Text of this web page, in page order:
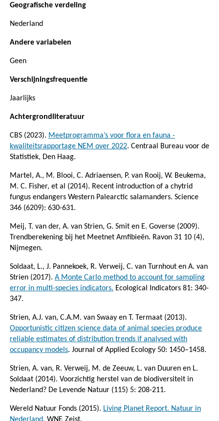
Geografische verdeling
Nederland
Andere variabelen
Geen
Verschijningsfrequentie
Jaarlijks
Achtergrondliteratuur
CBS (2023). Meetprogramma’s voor flora en fauna -
kwaliteitsrapportage NEM over 2022. Centraal Bureau voor de
Statistiek, Den Haag.
Martel, A., M. Blooi, C. Adriaensen, P. van Rooij, W. Beukema,
M. C. Fisher, et al (2014). Recent introduction of a chytrid
fungus endangers Western Palearctic salamanders. Science
346 (6209): 630-631.
Meij, T. van der, A. van Strien, G. Smit en E. Goverse (2009).
Trendberekening bij het Meetnet Amfibieën. Ravon 31 10 (4),
Nijmegen.
Soldaat, L., J. Pannekoek, R. Verweij, C. van Turnhout en A. van
Strien (2017). A Monte Carlo method to account for sampling
error in multi-species indicators. Ecological Indicators 81: 340-
347.
Strien, A.J. van, C.A.M. van Swaay en T. Termaat (2013).
Opportunistic citizen science data of animal species produce
reliable estimates of distribution trends if analysed with
occupancy models. Journal of Applied Ecology 50: 1450–1458.
Strien, A. van, R. Verweij, M. de Zeeuw, L. van Duuren en L.
Soldaat (2014). Voorzichtig herstel van de biodiversiteit in
Nederland? De Levende Natuur (115) 5: 208-211.
Wereld Natuur Fonds (2015). Living Planet Report. Natuur in